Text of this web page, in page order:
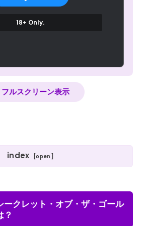
18+ Only.
フルスクリーン表示
index
ークレット・オブ・ザ・ゴール
？